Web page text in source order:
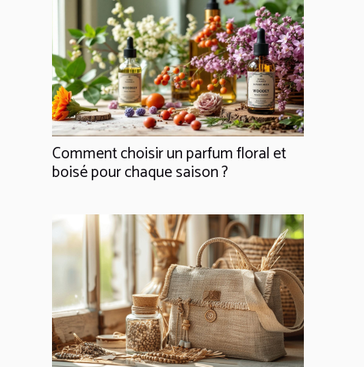
Comment choisir un parfum floral et
boisé pour chaque saison ?